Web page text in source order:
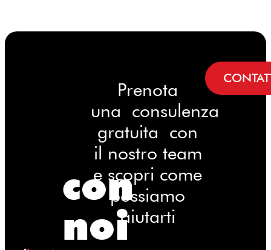
con
noi
Prenota
una consulenza
gratuita con
il nostro team
e scopri come
possiamo
aiutarti